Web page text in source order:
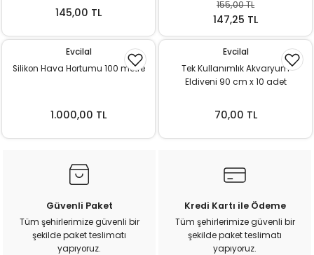
145,00 TL
155,00 TL
147,25 TL
Evcilal
Silikon Hava Hortumu 100 metre
1.000,00 TL
Evcilal
Tek Kullanımlık Akvaryum
Eldiveni 90 cm x 10 adet
70,00 TL
Güvenli Paket
Tüm şehirlerimize güvenli bir
şekilde paket teslimatı
yapıyoruz.
Kredi Kartı ile Ödeme
Tüm şehirlerimize güvenli bir
şekilde paket teslimatı
yapıyoruz.